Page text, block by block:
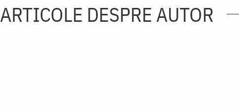
ARTICOLE DESPRE AUTOR